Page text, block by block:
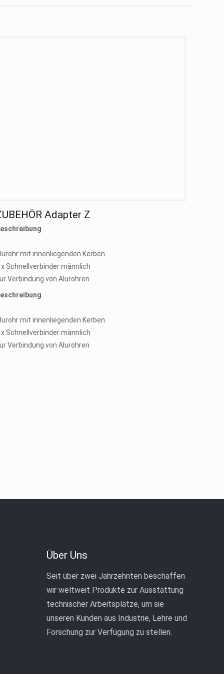
Adapter Z
mit innenliegenden Kerben
x Schnellverbinder männlich
Verbindung von Alurohren
mit innenliegenden Kerben
x Schnellverbinder männlich
Verbindung von Alurohren
Über Uns
Seit über zwei Jahrzehnten beschaffen
wir weltweit Produkte zur Ausstattung
technischer Arbeitsplätze, um sie
unseren Kunden aus Industrie, Lehre und
Forschung zur Verfügung zu stellen.